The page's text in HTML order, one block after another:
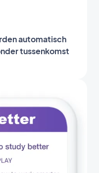
automatisch
tussenkomst